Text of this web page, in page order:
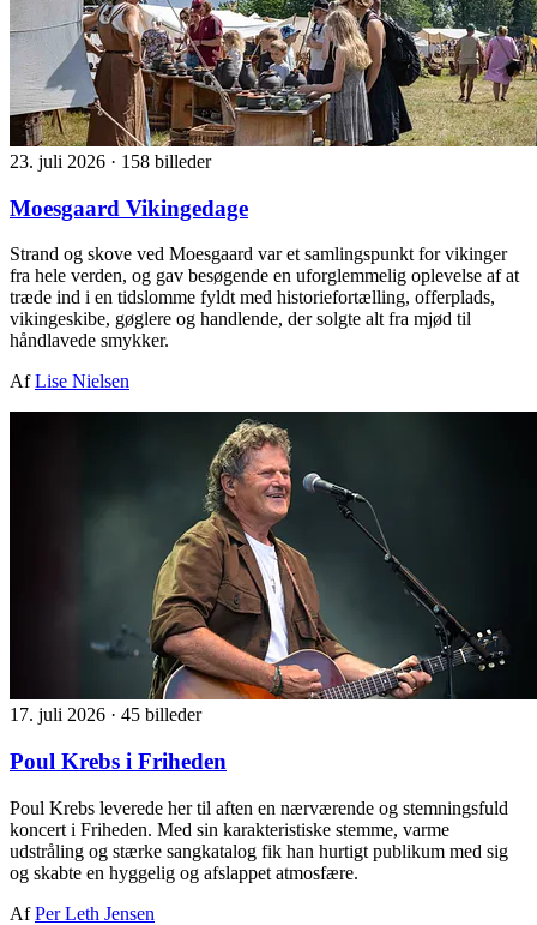
23. juli 2026 · 158 billeder
Moesgaard Vikingedage
Strand og skove ved Moesgaard var et samlingspunkt for vikinger
fra hele verden, og gav besøgende en uforglemmelig oplevelse af at
træde ind i en tidslomme fyldt med historiefortælling, offerplads,
vikingeskibe, gøglere og handlende, der solgte alt fra mjød til
håndlavede smykker.
AfLise Nielsen
17. juli 2026 · 45 billeder
Poul Krebs i Friheden
Poul Krebs leverede her til aften en nærværende og stemningsfuld
koncert i Friheden. Med sin karakteristiske stemme, varme
udstråling og stærke sangkatalog fik han hurtigt publikum med sig
og skabte en hyggelig og afslappet atmosfære.
AfPer Leth Jensen